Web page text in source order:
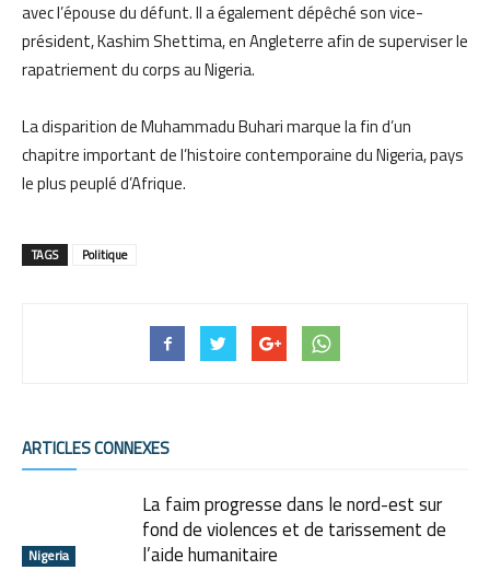
avec l’épouse du défunt. Il a également dépêché son vice-
président, Kashim Shettima, en Angleterre afin de superviser le
rapatriement du corps au Nigeria.
La disparition de Muhammadu Buhari marque la fin d’un
chapitre important de l’histoire contemporaine du Nigeria, pays
le plus peuplé d’Afrique.
TAGS Politique
ARTICLES CONNEXES
Nigeria
La faim progresse dans le nord-est sur
fond de violences et de tarissement de
l’aide humanitaire